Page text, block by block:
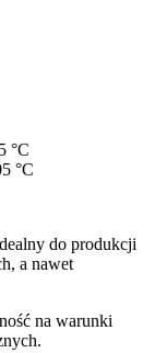
°C
°C
do produkcji
a nawet
na warunki